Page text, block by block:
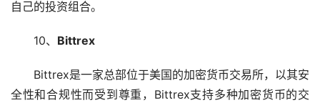
自己的投资组合。
10、 Bittrex
Bittrex是一家总部位于美国的加密货币交易所，以其安
全性和合规性而受到尊重，Bittrex支持多种加密货币的交